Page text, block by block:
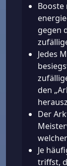
Booste
gegen
Jedes
den
Der
Je
triffst,